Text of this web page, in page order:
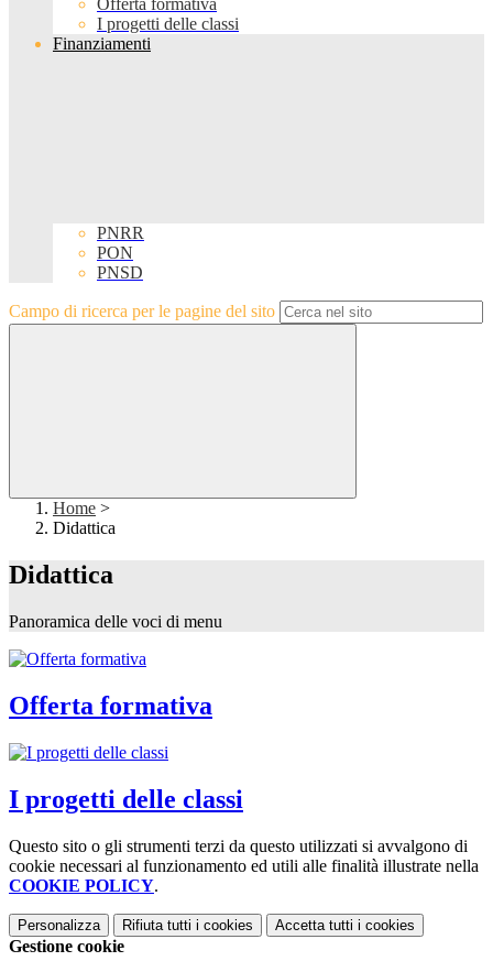
Offerta formativa
I progetti delle classi
Finanziamenti
PNRR
PON
PNSD
Campo di ricerca per le pagine del sito
Home >
Didattica
Didattica
Panoramica delle voci di menu
Offerta formativa
I progetti delle classi
Questo sito o gli strumenti terzi da questo utilizzati si avvalgono di
cookie necessari al funzionamento ed utili alle finalità illustrate nella
COOKIE POLICY.
Personalizza Rifiuta tutti i cookies Accetta tutti i cookies
Gestione cookie